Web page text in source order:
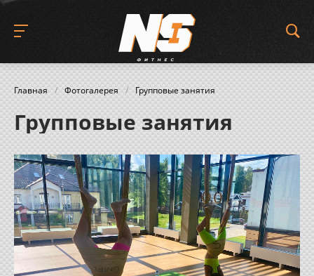
Главная / Фотогалерея / Групповые занятия
Групповые занятия